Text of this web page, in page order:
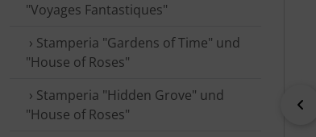
"Voyages Fantastiques"
› Stamperia "Gardens of Time" und
"House of Roses"
› Stamperia "Hidden Grove" und
"House of Roses"